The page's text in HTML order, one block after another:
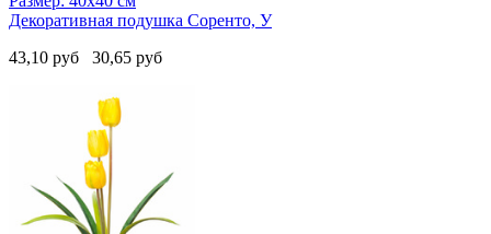
Декоративная подушка Соренто, У
43,10 руб 30,65 руб